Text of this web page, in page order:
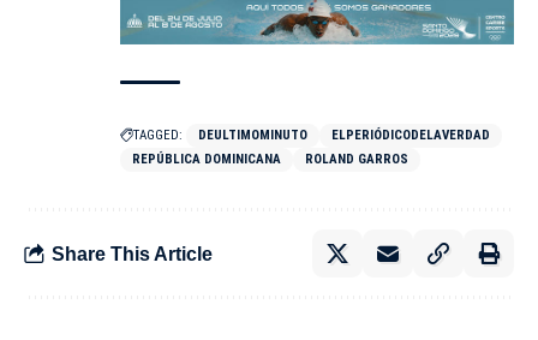
TAGGED: DEULTIMOMINUTO
ELPERIÓDICODELAVERDAD
REPÚBLICA DOMINICANA
ROLAND GARROS
Share This Article